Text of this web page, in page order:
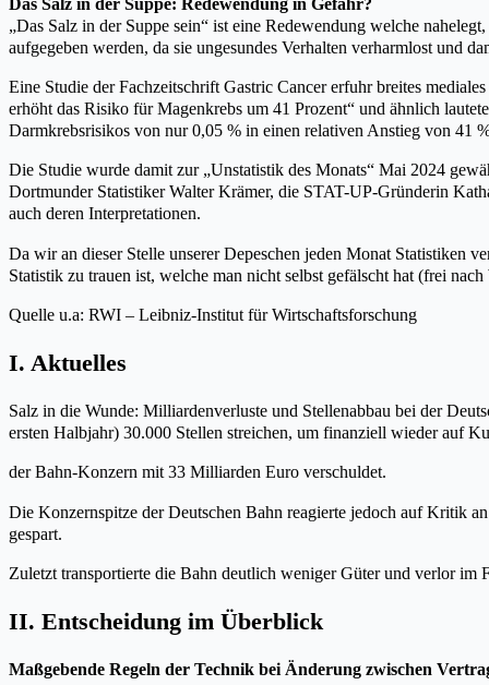
Das Salz in der Suppe: Redewendung in Gefahr?
„Das Salz in der Suppe sein“ ist eine Redewendung welche
aufgegeben werden, da sie ungesundes Verhalten verharmlost und
Eine Studie der Fachzeitschrift Gastric Cancer erfuhr breites
erhöht das Risiko für Magenkrebs um 41 Prozent“ und ähnlich
Darmkrebsrisikos von nur 0,05 % in einen relativen Anstieg von 41
Die Studie wurde damit zur „Unstatistik des Monats“ Mai 2024
Dortmunder Statistiker Walter Krämer, die STAT-UP-Gründerin
auch deren Interpretationen.
Da wir an dieser Stelle unserer Depeschen jeden Monat Statistiken
Statistik zu trauen ist, welche man nicht selbst gefälscht hat (frei
Quelle u.a: RWI – Leibniz-Institut für Wirtschaftsforschung
I. Aktuelles
Salz in die Wunde: Milliardenverluste und Stellenabbau bei der
ersten Halbjahr) 30.000 Stellen streichen, um finanziell wieder auf
der Bahn-Konzern mit 33 Milliarden Euro verschuldet.
Die Konzernspitze der Deutschen Bahn reagierte jedoch auf Kritik
gespart.
Zuletzt transportierte die Bahn deutlich weniger Güter und verlor im
II. Entscheidung im Überblick
Maßgebende Regeln der Technik bei Änderung zwischen